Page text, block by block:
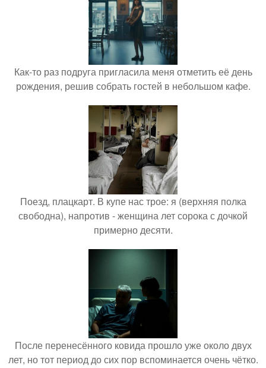
Как-то раз подруга пригласила меня отметить её день
рождения, решив собрать гостей в небольшом кафе.
Поезд, плацкарт. В купе нас трое: я (верхняя полка
свободна), напротив - женщина лет сорока с дочкой
примерно десяти.
После перенесённого ковида прошло уже около двух
лет, но тот период до сих пор вспоминается очень чётко.